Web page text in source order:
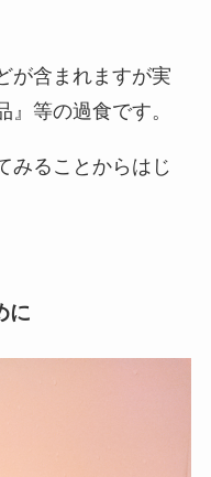
が含まれますが実
』等の過食です。
みることからはじ
に